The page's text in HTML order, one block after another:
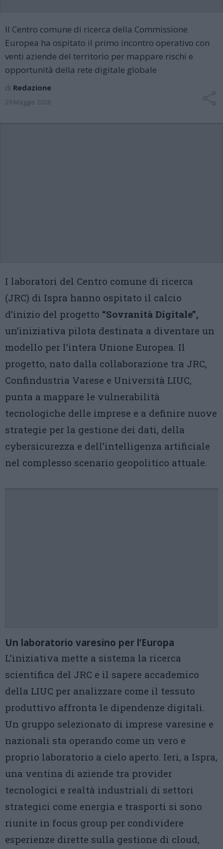
Il Centro comune di ricerca della Commissione
Europea ha ospitato il primo incontro operativo con
venti aziende del territorio per mappare rischi e
opportunità della rete digitale globale
di Redazione
29 Maggio 2026
I laboratori del Centro comune di ricerca
(JRC) di Ispra hanno ospitato il calcio
d’inizio del progetto “Sovranità Digitale”,
un’iniziativa pilota destinata a diventare un
modello per l’intera Unione Europea. Il
progetto, nato dalla collaborazione tra JRC,
Confindustria Varese e Università LIUC,
punta a mappare le vulnerabilità
tecnologiche delle imprese e a definire nuove
strategie per la gestione dei dati, della
cybersicurezza e dell’intelligenza artificiale
nel complesso scenario geopolitico attuale.
Un laboratorio varesino per l’Europa
L’iniziativa mette a sistema la ricerca
scientifica del JRC e il sapere accademico
della LIUC per analizzare come il tessuto
produttivo affronta le dipendenze digitali.
Un gruppo selezionato di imprese varesine e
nazionali sta operando come un vero e
proprio laboratorio a cielo aperto. Ieri, a Ispra,
una ventina di aziende tra provider
tecnologici e realtà industriali di settori
strategici come energia e trasporti si sono
riunite in focus group per condividere
esperienze dirette sulla gestione di cloud,